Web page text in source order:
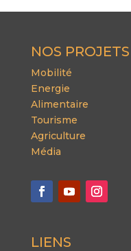
NOS PROJETS
Mobilité
Energie
Alimentaire
Tourisme
Agriculture
Média
LIENS